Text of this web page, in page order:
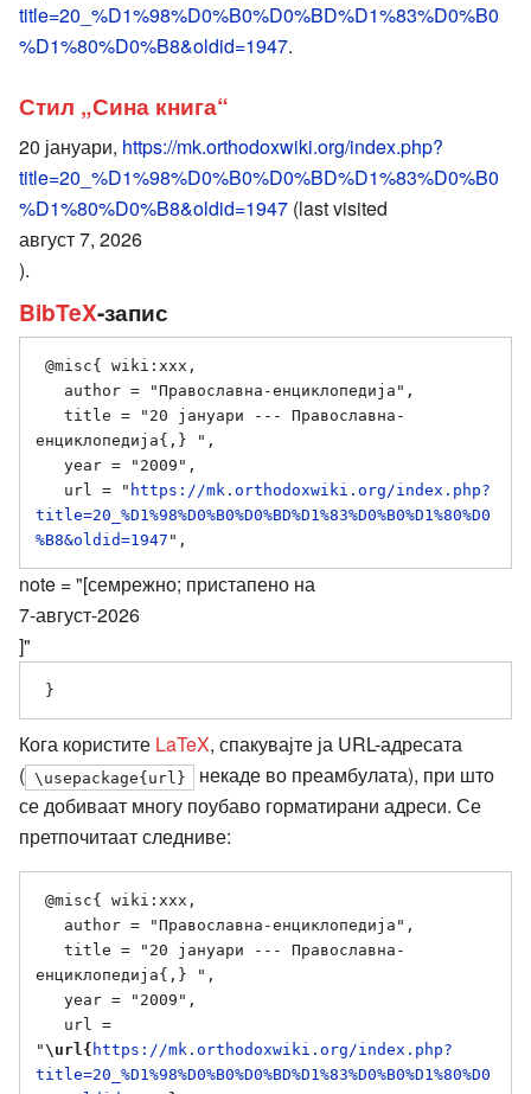
title=20_%D1%98%D0%B0%D0%BD%D1%83%D0%B0
%D1%80%D0%B8&oldid=1947.
Стил „Сина книга“
20 јануари, https://mk.orthodoxwiki.org/index.php?
title=20_%D1%98%D0%B0%D0%BD%D1%83%D0%B0
%D1%80%D0%B8&oldid=1947 (last visited
август 7, 2026
).
BibTeX-запис
енциклопедија{,} ",
   url = "
https://mk.orthodoxwiki.org/index.php?
title=20_%D1%98%D0%B0%D0%BD%D1%83%D0%B0%D1%80%D0
%B8&oldid=1947
note = "[семрежно; пристапено на
7-август-2026
]"
Кога користите LaTeX, спакувајте ја URL-адресата
( \usepackage{url}
некаде во преамбулата), при што
се добиваат многу поубаво горматирани адреси. Се
претпочитаат следниве:
енциклопедија{,} ",
" \url{ https://mk.orthodoxwiki.org/index.php?
title=20_%D1%98%D0%B0%D0%BD%D1%83%D0%B0%D1%80%D0